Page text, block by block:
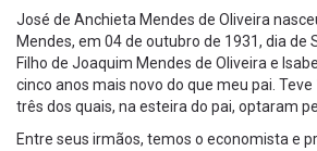
José de Anchieta Mendes de Oliveira
Mendes, em 04 de outubro de 1931, dia de
Filho de Joaquim Mendes de Oliveira e
cinco anos mais novo do que meu pai.
três dos quais, na esteira do pai, optaram
Entre seus irmãos, temos o economista e